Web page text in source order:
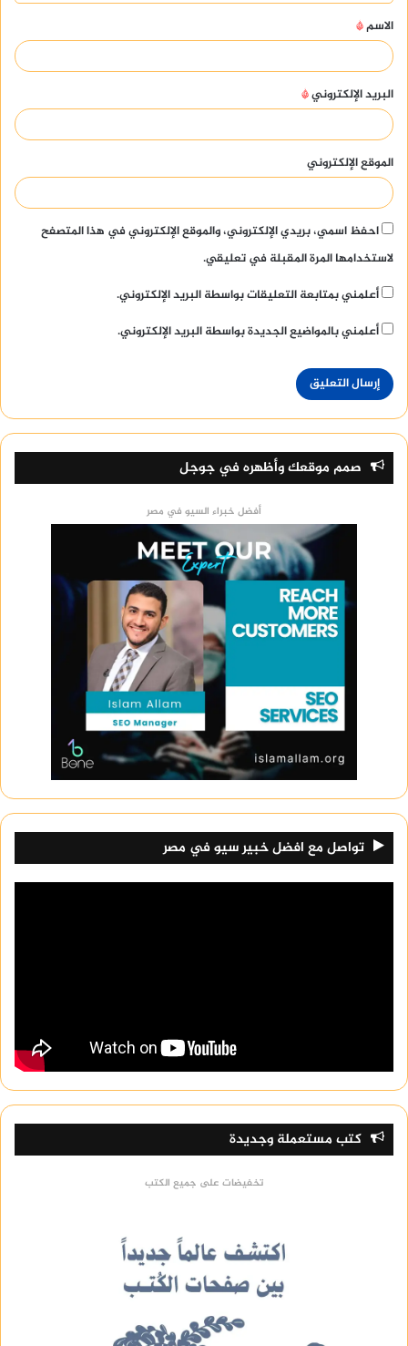
*
الاسم*
البريد الإلكتروني*
الموقع الإلكتروني
احفظ اسمي، بريدي الإلكتروني، والموقع الإلكتروني في هذا المتصفح
لاستخدامها المرة المقبلة في تعليقي.
أعلمني بمتابعة التعليقات بواسطة البريد الإلكتروني.
أعلمني بالمواضيع الجديدة بواسطة البريد الإلكتروني.
صمم موقعك وأظهره في جوجل
أفضل خبراء السيو في مصر
تواصل مع افضل خبير سيو في مصر
كتب مستعملة وجديدة
تخفيضات على جميع الكتب